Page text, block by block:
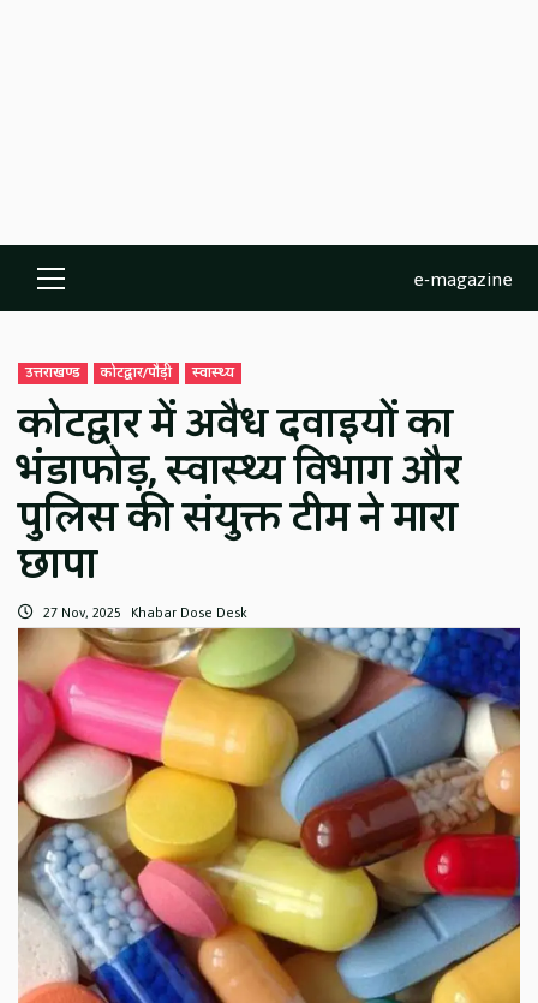
Primary
Menu
e-magazine
उत्तराखण्ड कोटद्वार/पौड़ी स्वास्थ्य
कोटद्वार में अवैध दवाइयों का
भंडाफोड़, स्वास्थ्य विभाग और
पुलिस की संयुक्त टीम ने मारा
छापा
27 Nov, 2025 Khabar Dose Desk